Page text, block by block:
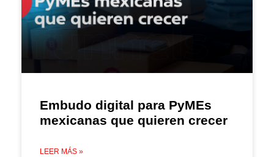
Embudo digital para PyMEs
mexicanas que quieren crecer
LEER MÁS »